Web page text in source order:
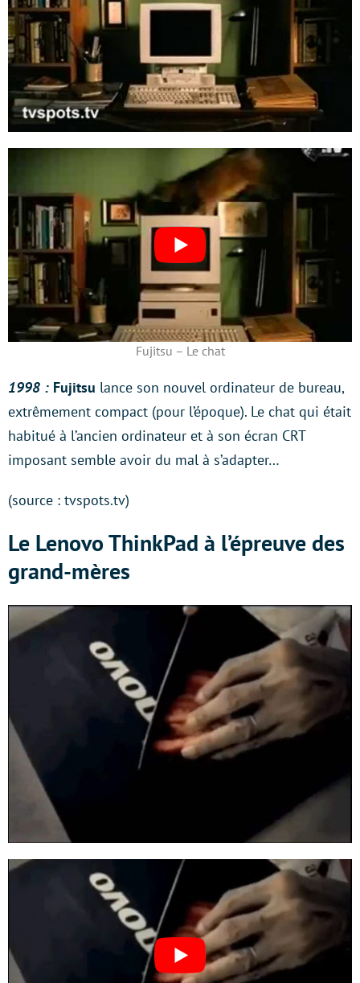
Fujitsu – Le chat
1998 : Fujitsu lance son nouvel ordinateur de bureau,
extrêmement compact (pour l’époque). Le chat qui était
habitué à l’ancien ordinateur et à son écran CRT
imposant semble avoir du mal à s’adapter…
(source : tvspots.tv)
Le Lenovo ThinkPad à l’épreuve des
grand-mères